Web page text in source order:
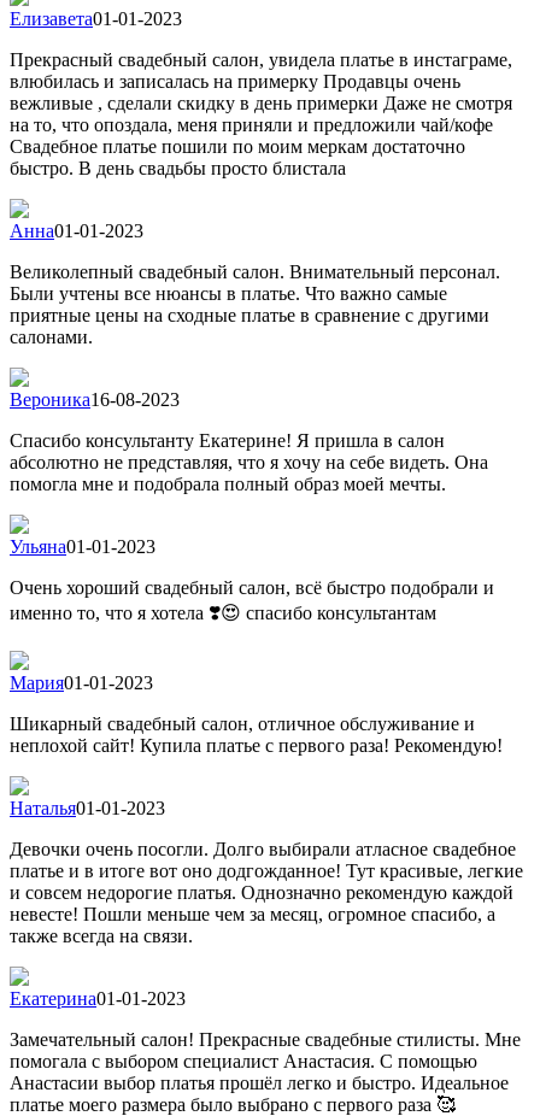
Елизавета01-01-2023
Прекрасный свадебный салон, увидела платье в инстаграме,
влюбилась и записалась на примерку Продавцы очень
вежливые , сделали скидку в день примерки Даже не смотря
на то, что опоздала, меня приняли и предложили чай/кофе
Свадебное платье пошили по моим меркам достаточно
быстро. В день свадьбы просто блистала
Анна01-01-2023
Великолепный свадебный салон. Внимательный персонал.
Были учтены все нюансы в платье. Что важно самые
приятные цены на сходные платье в сравнение с другими
салонами.
Вероника16-08-2023
Спасибо консультанту Екатерине! Я пришла в салон
абсолютно не представляя, что я хочу на себе видеть. Она
помогла мне и подобрала полный образ моей мечты.
Ульяна01-01-2023
Очень хороший свадебный салон, всё быстро подобрали и
именно то, что я хотела ❣️😍 спасибо консультантам
Мария01-01-2023
Шикарный свадебный салон, отличное обслуживание и
неплохой сайт! Купила платье с первого раза! Рекомендую!
Наталья01-01-2023
Девочки очень посогли. Долго выбирали атласное свадебное
платье и в итоге вот оно додгожданное! Тут красивые, легкие
и совсем недорогие платья. Однозначно рекомендую каждой
невесте! Пошли меньше чем за месяц, огромное спасибо, а
также всегда на связи.
Екатерина01-01-2023
Замечательный салон! Прекрасные свадебные стилисты. Мне
помогала с выбором специалист Анастасия. С помощью
Анастасии выбор платья прошёл легко и быстро. Идеальное
платье моего размера было выбрано с первого раза 🥰